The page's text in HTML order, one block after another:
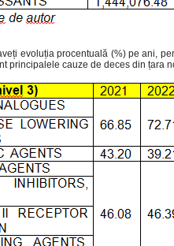
evoluția procentuală (%) pe ani,
principalele cauze de deces din țara